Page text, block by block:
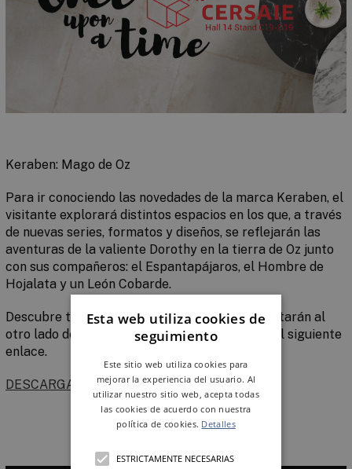
Keraben: Mago de Oz
Para ir conociendo las novedades de la marca Keraben, el
visitante explorará distintos espacios en los que, a través
de nuevas series, formatos y diseños, se reflejarán las
aventuras de la valiente Dorothy en la tierra de Oz junto
con sus compañeros: el Espantapájaros, el Hombre de
Hojalata y un León Cobarde.
Descubre todas las novedades que te transportarán al
otro lado del arcoíris. Consigue tu entrada en el siguiente
enlace.
DESCARGA TU ENTRADA
Esta web utiliza cookies de
seguimiento
Este sitio web utiliza cookies para
mejorar la experiencia del usuario. Al
utilizar nuestro sitio web, acepta todas
las cookies de acuerdo con nuestra
política de cookies. Detalles
ESTRICTAMENTE NECESARIAS